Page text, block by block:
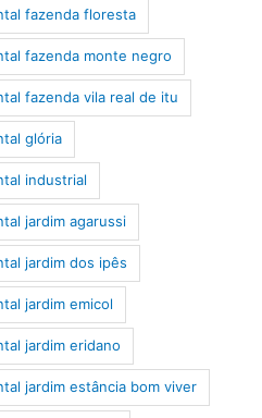
fazenda floresta
fazenda monte negro
fazenda vila real de itu
glória
industrial
jardim agarussi
jardim dos ipês
jardim emicol
jardim eridano
jardim estância bom viver